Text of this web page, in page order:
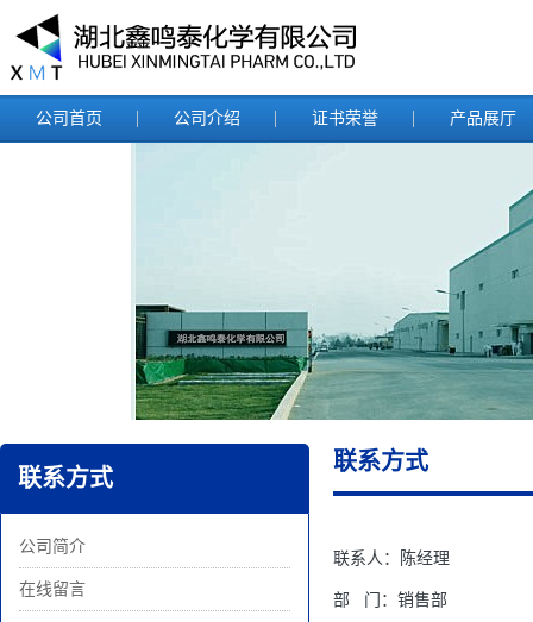
公司首页 公司介绍 证书荣誉 产品展厅
联系方式
公司简介
在线留言
联系方式
联系人： 陈经理
部 门： 销售部